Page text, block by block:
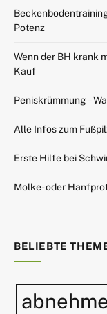
Potenz
Wenn der BH krank
Kauf
Peniskrümmung –
Alle Infos zum
Erste Hilfe bei
Molke- oder
BELIEBTE